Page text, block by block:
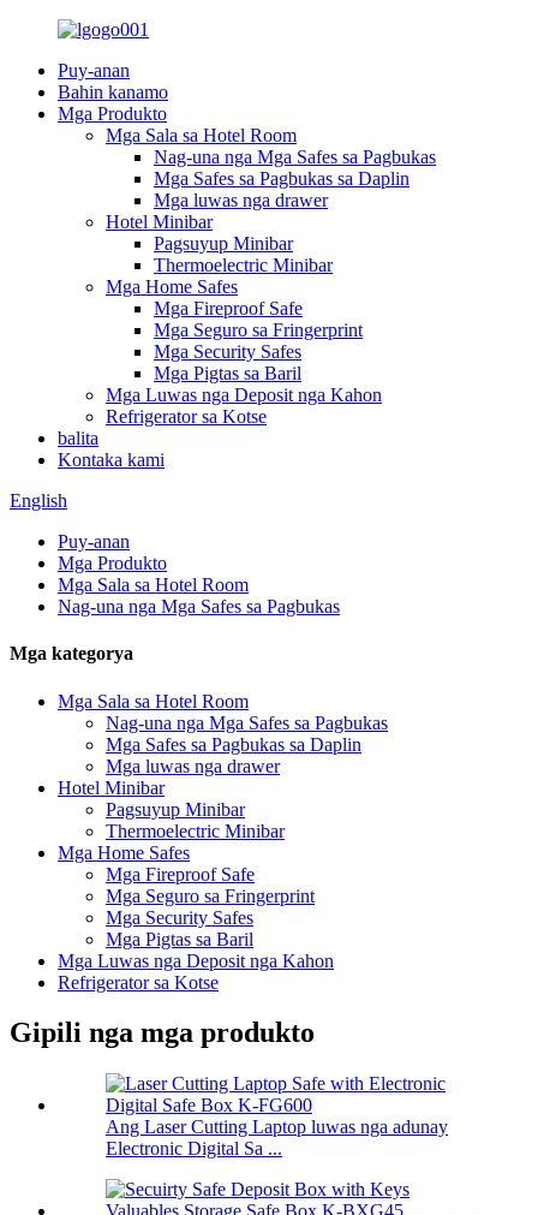
Puy-anan
Bahin kanamo
Mga Produkto
Mga Sala sa Hotel Room
Nag-una nga Mga Safes sa Pagbukas
Mga Safes sa Pagbukas sa Daplin
Mga luwas nga drawer
Hotel Minibar
Pagsuyup Minibar
Thermoelectric Minibar
Mga Home Safes
Mga Fireproof Safe
Mga Seguro sa Fringerprint
Mga Security Safes
Mga Pigtas sa Baril
Mga Luwas nga Deposit nga Kahon
Refrigerator sa Kotse
balita
Kontaka kami
English
Puy-anan
Mga Produkto
Mga Sala sa Hotel Room
Nag-una nga Mga Safes sa Pagbukas
Mga kategorya
Mga Sala sa Hotel Room
Nag-una nga Mga Safes sa Pagbukas
Mga Safes sa Pagbukas sa Daplin
Mga luwas nga drawer
Hotel Minibar
Pagsuyup Minibar
Thermoelectric Minibar
Mga Home Safes
Mga Fireproof Safe
Mga Seguro sa Fringerprint
Mga Security Safes
Mga Pigtas sa Baril
Mga Luwas nga Deposit nga Kahon
Refrigerator sa Kotse
Gipili nga mga produkto
Ang Laser Cutting Laptop luwas nga adunay
Electronic Digital Sa ...